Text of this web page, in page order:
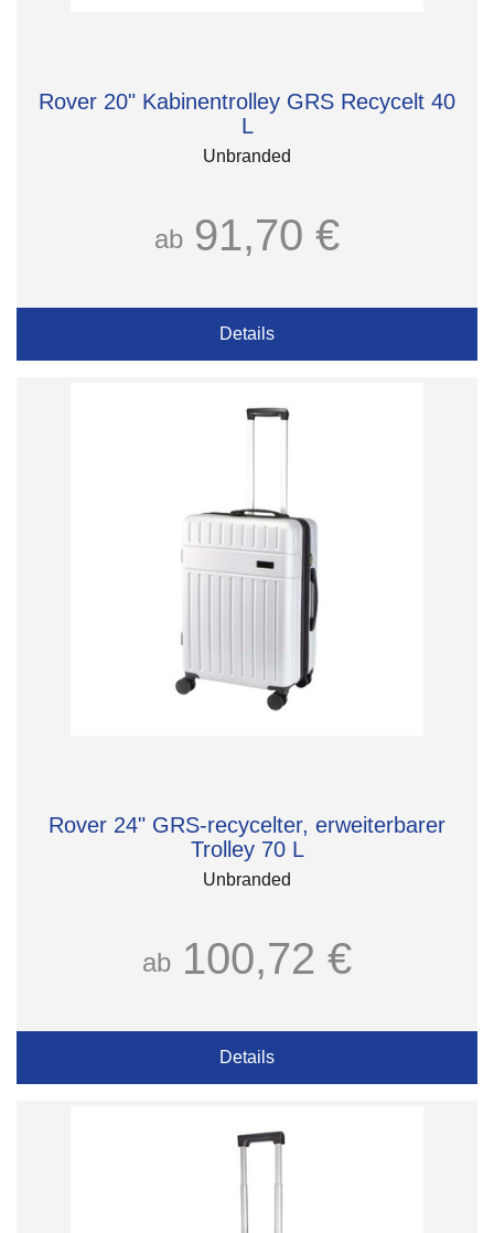
Rover 20" Kabinentrolley GRS Recycelt 40
L
Unbranded
ab 91,70 €
Details
Rover 24" GRS-recycelter, erweiterbarer
Trolley 70 L
Unbranded
ab 100,72 €
Details